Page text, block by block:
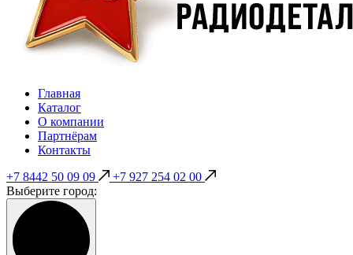
Главная
Каталог
О компании
Партнёрам
Контакты
+7 8442 50 09 09
+7 927 254 02 00
Выберите город: